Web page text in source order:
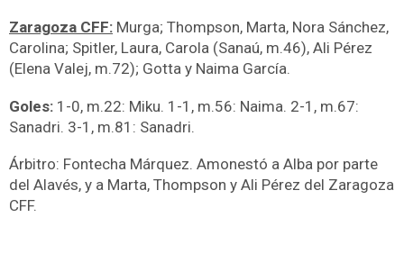
Zaragoza CFF: Murga; Thompson, Marta, Nora Sánchez,
Carolina; Spitler, Laura, Carola (Sanaú, m.46), Ali Pérez
(Elena Valej, m.72); Gotta y Naima García.
Goles: 1-0, m.22: Miku. 1-1, m.56: Naima. 2-1, m.67:
Sanadri. 3-1, m.81: Sanadri.
Árbitro: Fontecha Márquez. Amonestó a Alba por parte
del Alavés, y a Marta, Thompson y Ali Pérez del Zaragoza
CFF.